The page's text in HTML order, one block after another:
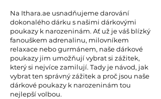
Na Ithara.ae usnadňujeme darování
dokonalého dárku s našimi dárkovými
poukazy k narozeninám. Ať už je váš blízký
fanouškem adrenalinu, milovníkem
relaxace nebo gurmánem, naše dárkové
poukazy jim umožňují vybrat si zážitek,
který si nejvíce zamilují. Tady je návod, jak
vybrat ten správný zážitek a proč jsou naše
dárkové poukazy k narozeninám tou
nejlepší volbou.